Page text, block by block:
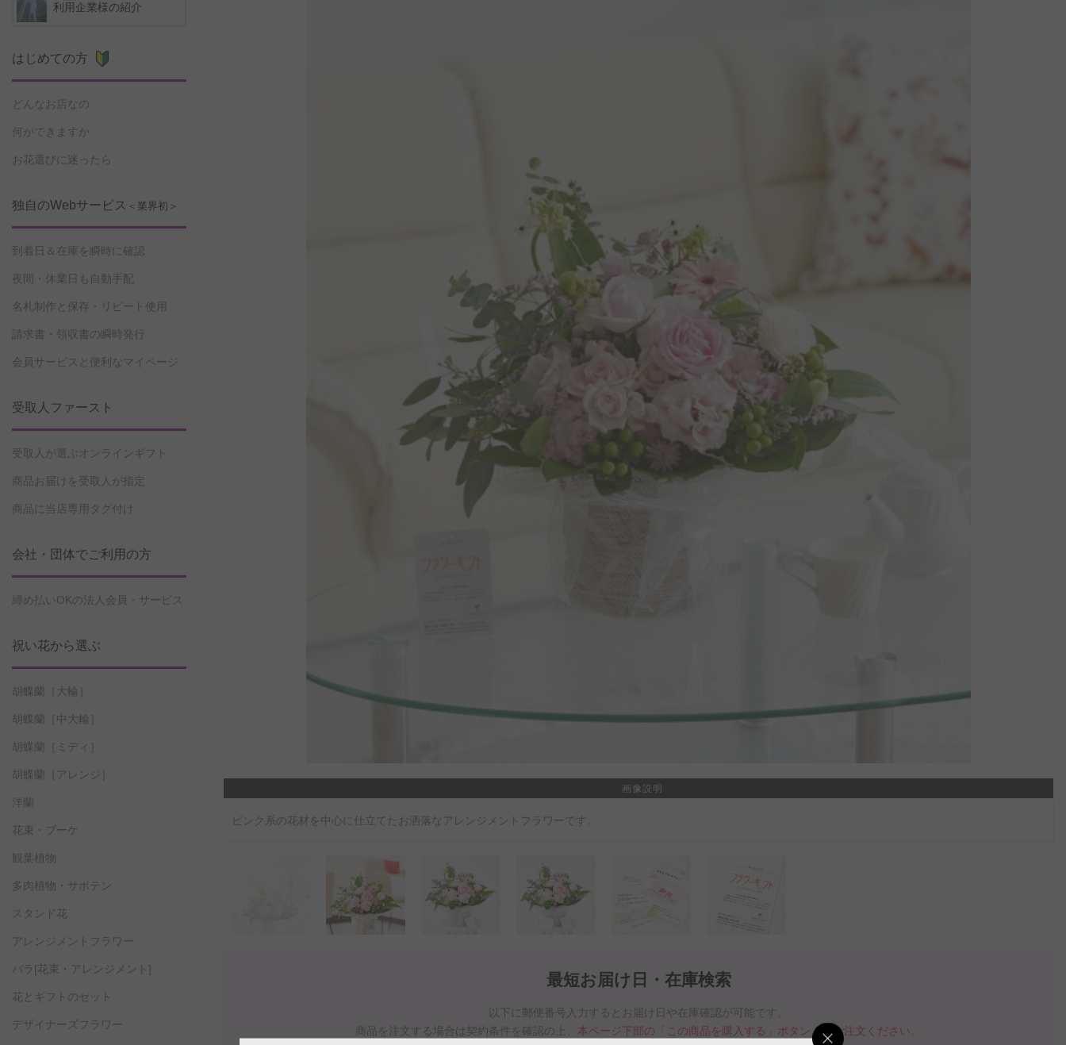
最短お届け日・在庫検索
以下に郵便番号入力するとお届け日や在庫確認が可能です。
商品を注文する場合は契約条件を確認の上、 本ページ下部の「この商品を購入する」ボタンよりご注文ください。
画像説明
ピンク系の花材を中心に仕立てたお洒落なアレンジメントフラワーです。
利用企業様の紹介
はじめての方
どんなお店なの
何ができますか
お花選びに迷ったら
独自のWebサービス ＜業界初＞
到着日＆在庫を瞬時に確認
夜間・休業日も自動手配
名札制作と保存・リピート使用
請求書・領収書の瞬時発行
会員サービスと便利なマイページ
受取人ファースト
受取人が選ぶオンラインギフト
商品お届けを受取人が指定
商品に当店専用タグ付け
会社・団体でご利用の方
締め払いOKの法人会員・サービス
祝い花から選ぶ
胡蝶蘭［大輪］
胡蝶蘭［中大輪］
胡蝶蘭［ミディ］
胡蝶蘭［アレンジ］
洋蘭
花束・ブーケ
観葉植物
多肉植物・サボテン
スタンド花
アレンジメントフラワー
バラ[花束・アレンジメント]
花とギフトのセット
デザイナーズフラワー